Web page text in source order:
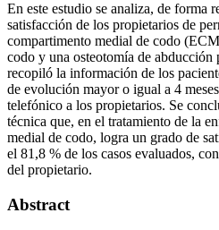
En este estudio se analiza, de forma
satisfacción de los propietarios de
compartimento medial de codo
codo y una osteotomía de
recopiló la información de los
de evolución mayor o igual a 4
telefónico a los propietarios. Se
técnica que, en el tratamiento de la
medial de codo, logra un grado de
el 81,8 % de los casos evaluados,
del propietario.
Abstract